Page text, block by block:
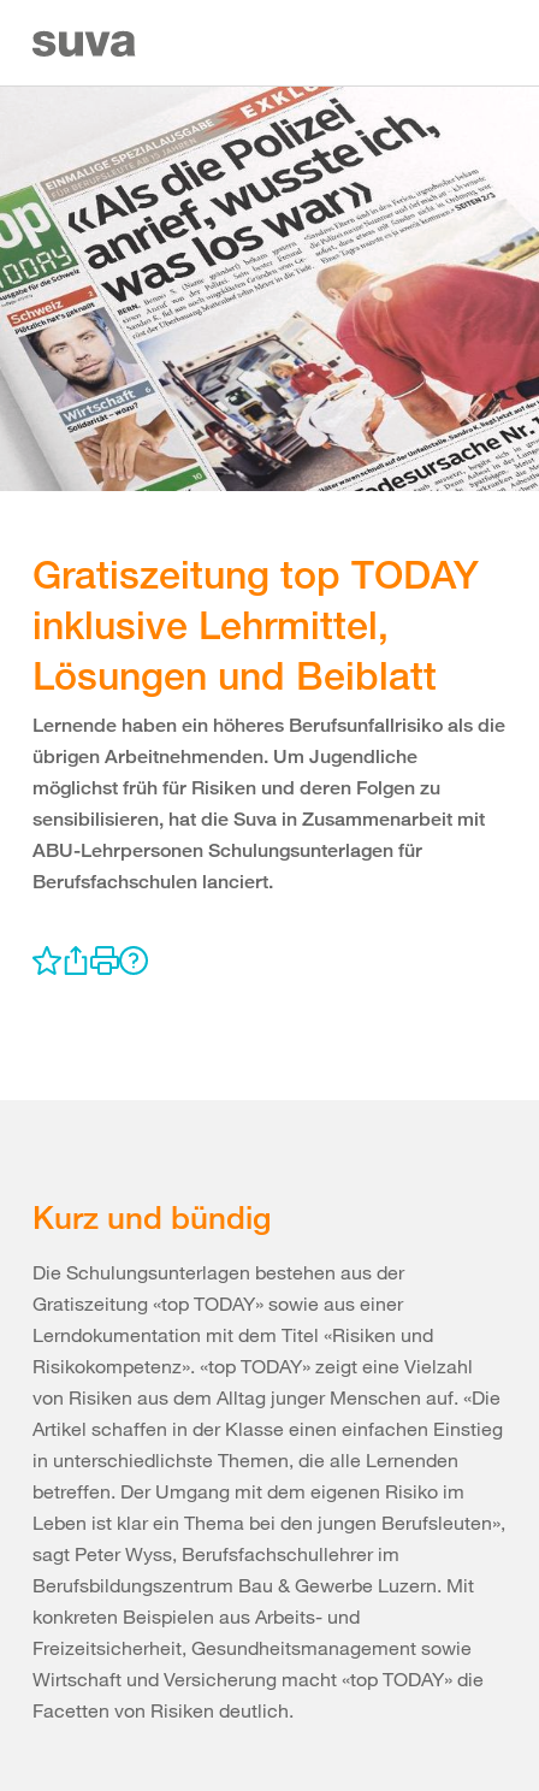
Gratiszeitung top TODAY
inklusive Lehrmittel,
Lösungen und Beiblatt
Lernende haben ein höheres Berufsunfallrisiko als die
übrigen Arbeitnehmenden. Um Jugendliche
möglichst früh für Risiken und deren Folgen zu
sensibilisieren, hat die Suva in Zusammenarbeit mit
ABU-Lehrpersonen Schulungsunterlagen für
Berufsfachschulen lanciert.
Kurz und bündig
Die Schulungsunterlagen bestehen aus der
Gratiszeitung «top TODAY» sowie aus einer
Lerndokumentation mit dem Titel «Risiken und
Risikokompetenz». «top TODAY» zeigt eine Vielzahl
von Risiken aus dem Alltag junger Menschen auf. «Die
Artikel schaffen in der Klasse einen einfachen Einstieg
in unterschiedlichste Themen, die alle Lernenden
betreffen. Der Umgang mit dem eigenen Risiko im
Leben ist klar ein Thema bei den jungen Berufsleuten»,
sagt Peter Wyss, Berufsfachschullehrer im
Berufsbildungszentrum Bau & Gewerbe Luzern. Mit
konkreten Beispielen aus Arbeits- und
Freizeitsicherheit, Gesundheitsmanagement sowie
Wirtschaft und Versicherung macht «top TODAY» die
Facetten von Risiken deutlich.